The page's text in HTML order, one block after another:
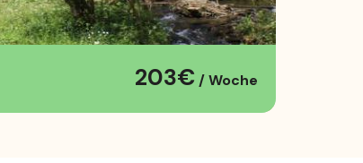
203€ / Woche